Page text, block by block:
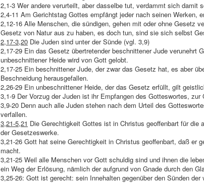
2,1-3 Wer andere verurteilt, aber dasselbe tut, verdammt sich damit
2,4-11 Am Gerichtstag Gottes empfängt jeder nach seinen Werken,
2,12-16 Alle Menschen, die sündigen, gehen mit oder ohne Gesetz
Gesetz von Natur aus zu haben, es doch tun, sind sie sich selbst
2,17-3,20 Die Juden sind unter der Sünde (vgl. 3,9)
2,17-29 Ein das Gesetz übertretender beschnittener Jude verunehrt
unbeschnittener Heide wird von Gott gelobt.
2,17-25 Ein beschnittener Jude, der zwar das Gesetz hat, es aber
Beschneidung herausgefallen.
2,26-29 Ein unbeschnittener Heide, der das Gesetz erfüllt, gilt
3,1-9 Der Vorzug der Juden ist ihr Empfangen des Gotteswortes,
3,9-20 Denn auch alle Juden stehen nach dem Urteil des
verfallen.
3,21-5,21 Die Gerechtigkeit Gottes ist in Christus geoffenbart für die
der Gesetzeswerke.
3,21-26 Gott hat seine Gerechtigkeit in Christus geoffenbart, daß er
macht.
3,21-25 Weil alle Menschen vor Gott schuldig sind und ihnen die
ein Weg der Erlösung, nämlich der aufgrund von Gnade durch den
3,25-26: Gott ist gerecht: sein Innehalten gegenüber den Sünden